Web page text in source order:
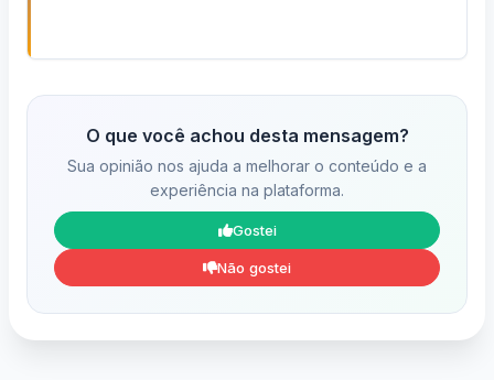
O que você achou desta mensagem?
Sua opinião nos ajuda a melhorar o conteúdo e a
experiência na plataforma.
Gostei
Não gostei